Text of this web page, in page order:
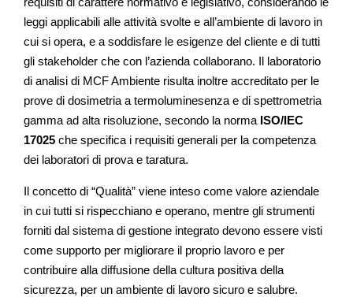
leggi applicabili alle attività svolte e all’ambiente di lavoro in
cui si opera, e a soddisfare le esigenze del cliente e di tutti
gli stakeholder che con l’azienda collaborano. Il laboratorio
di analisi di MCF Ambiente risulta inoltre accreditato per le
prove di dosimetria a termoluminesenza e di spettrometria
gamma ad alta risoluzione, secondo la norma ISO/IEC
17025 che specifica i requisiti generali per la competenza
dei laboratori di prova e taratura.
Il concetto di “Qualità” viene inteso come valore aziendale
in cui tutti si rispecchiano e operano, mentre gli strumenti
forniti dal sistema di gestione integrato devono essere visti
come supporto per migliorare il proprio lavoro e per
contribuire alla diffusione della cultura positiva della
sicurezza, per un ambiente di lavoro sicuro e salubre.